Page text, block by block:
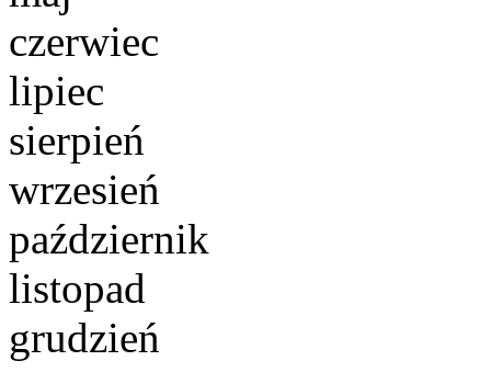
czerwiec
lipiec
sierpień
wrzesień
październik
listopad
grudzień